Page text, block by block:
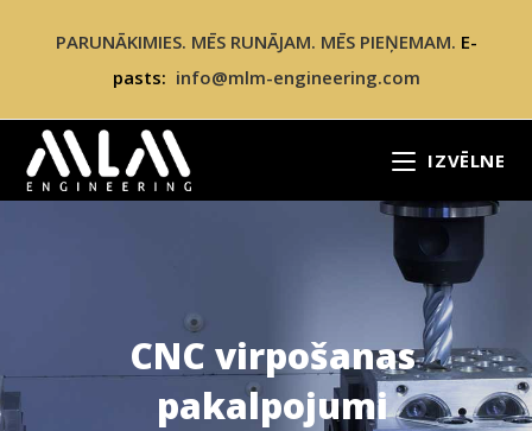
PARUNĀKIMIES. MĒS RUNĀJAM. MĒS PIEŅEMAM. E-
pasts: info@mlm-engineering.com
IZVĒLNE
CNC virpošanas
pakalpojumi